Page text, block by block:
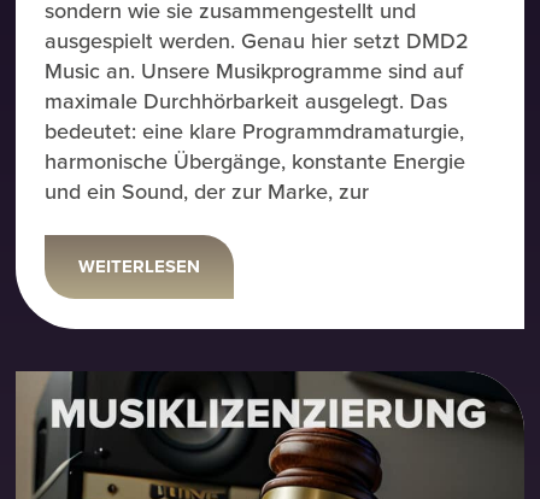
sondern wie sie zusammengestellt und
ausgespielt werden. Genau hier setzt DMD2
Music an. Unsere Musikprogramme sind auf
maximale Durchhörbarkeit ausgelegt. Das
bedeutet: eine klare Programmdramaturgie,
harmonische Übergänge, konstante Energie
und ein Sound, der zur Marke, zur
WEITERLESEN